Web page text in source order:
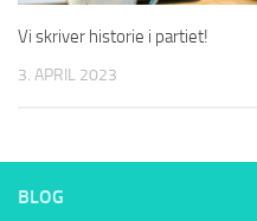
Vi skriver historie i partiet!
3. APRIL 2023
BLOG